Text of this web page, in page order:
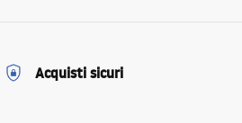
Acquisti sicuri